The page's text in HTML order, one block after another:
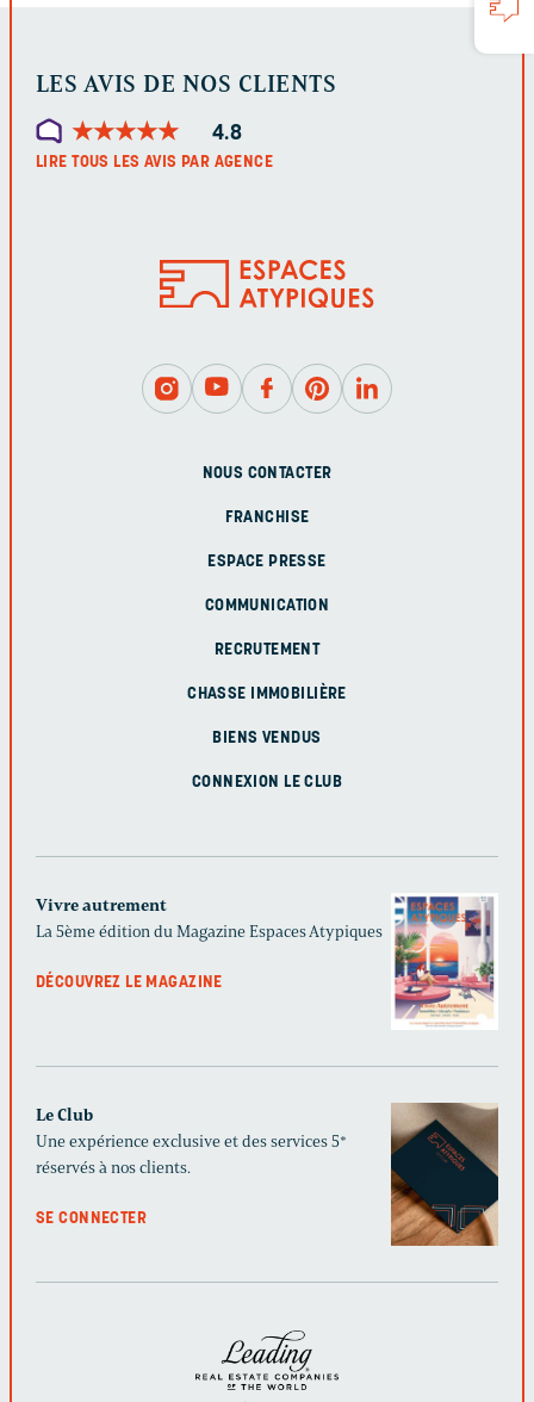
LES AVIS DE NOS CLIENTS
★★★★★
★★★★★ 4.8
LIRE TOUS LES AVIS PAR AGENCE
NOUS CONTACTER
FRANCHISE
ESPACE PRESSE
COMMUNICATION
RECRUTEMENT
CHASSE IMMOBILIÈRE
BIENS VENDUS
CONNEXION LE CLUB
Vivre autrement
La 5ème édition du Magazine Espaces Atypiques
DÉCOUVREZ LE MAGAZINE
Le Club
Une expérience exclusive et des services 5*
réservés à nos clients.
SE CONNECTER